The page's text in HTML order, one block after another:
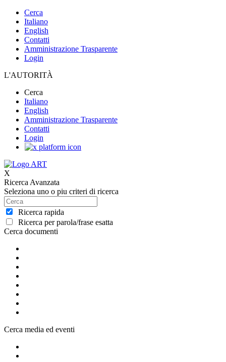
Cerca
Italiano
English
Contatti
Amministrazione Trasparente
Login
L'AUTORITÀ
Cerca
Italiano
English
Amministrazione Trasparente
Contatti
Login
X
Ricerca Avanzata
Seleziona uno o piu criteri di ricerca
Ricerca rapida
Ricerca per parola/frase esatta
Cerca documenti
Cerca media ed eventi